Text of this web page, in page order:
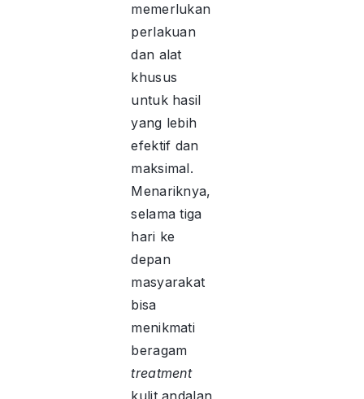
memerlukan
perlakuan
dan alat
khusus
untuk hasil
yang lebih
efektif dan
maksimal.
Menariknya,
selama tiga
hari ke
depan
masyarakat
bisa
menikmati
beragam
treatment
kulit andalan